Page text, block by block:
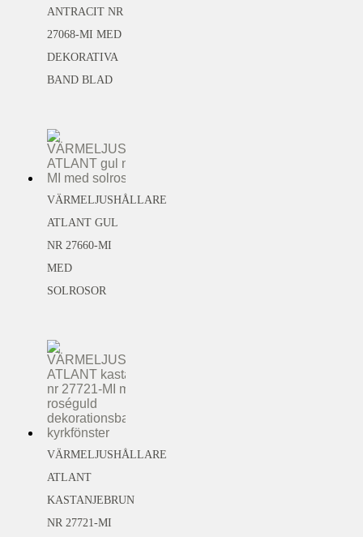
ANTRACIT NR
27068-MI MED
DEKORATIVA
BAND BLAD
VÄRMELJUSHÅLLARE
ATLANT GUL
NR 27660-MI
MED
SOLROSOR
VÄRMELJUSHÅLLARE
ATLANT
KASTANJEBRUN
NR 27721-MI